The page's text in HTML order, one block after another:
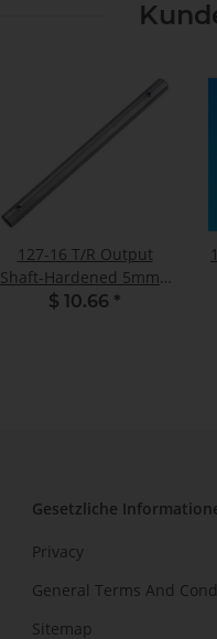
127-16 T/R Output
Shaft-Hardened 5mm -
Pack of 1
$ 10.66 *
Gesetzliche
Privacy
General Terms And
Sitemap